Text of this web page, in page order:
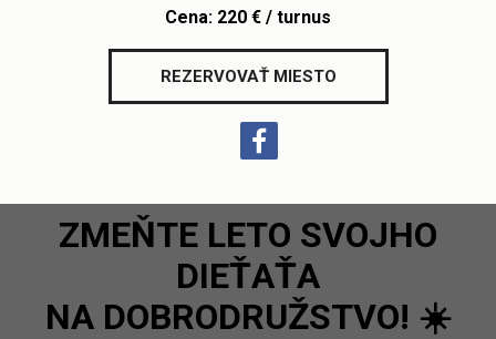
ZMEŇTE LETO SVOJHO
DIEŤAŤA
NA DOBRODRUŽSTVO! ☀️
Cena: 220 € / turnus
REZERVOVAŤ MIESTO